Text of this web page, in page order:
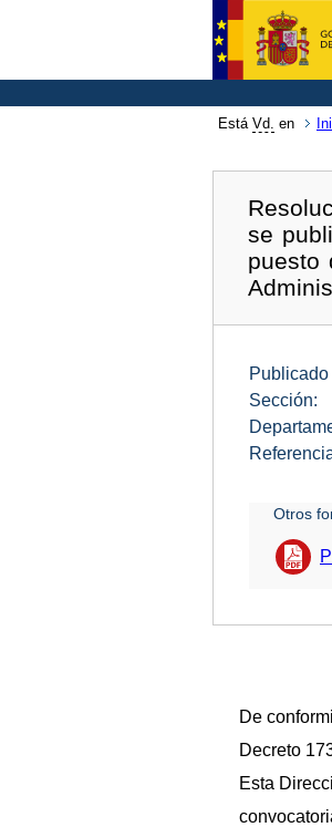
Está Vd. en
se
puesto
Publicado
Sección:
Otros
De
Decreto
Esta